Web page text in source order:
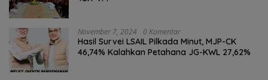
November 7, 2024 0 Komentar
Hasil Survei LSAIL Pilkada Minut, MJP-CK
46,74% Kalahkan Petahana JG-KWL 27,62%